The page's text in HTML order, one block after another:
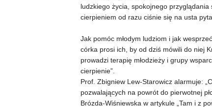
ludzkiego życia, spokojnego
cierpieniem od razu ciśnie się na usta
Jak pomóc młodym ludziom i jak
córka prosi ich, by od dziś mówili do niej
prowadzi terapię młodzieży i grupy
cierpienie”.
Prof. Zbigniew Lew-Starowicz alarmuje:
pozwalających na powrót do pierwotnej
Brózda-Wiśniewska w artykule „Tam i z